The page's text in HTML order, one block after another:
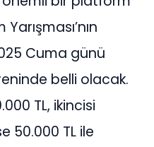
Cuma günü
belli olacak.
TL, ikincisi
50.000 TL ile